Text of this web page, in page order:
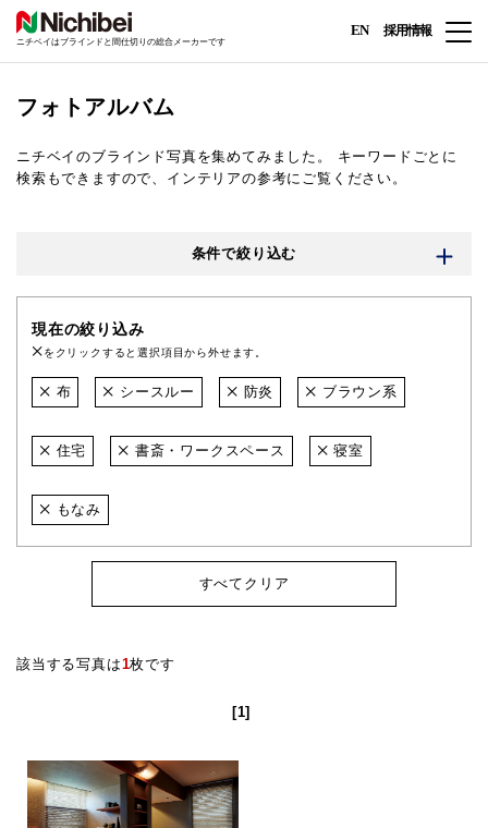
ニチベイはブラインドと間仕切りの総合メーカーです
EN 採用情報
フォトアルバム
ニチベイのブラインド写真を集めてみました。
キーワードごとに
検索もできますので、インテリアの参考にご覧ください。
条件で絞り込む
現在の絞り込み
をクリックすると選択項目から外せます。
布 シースルー 防炎 ブラウン系
住宅 書斎・ワークスペース 寝室
もなみ
すべてクリア
該当する写真は1枚です
[1]